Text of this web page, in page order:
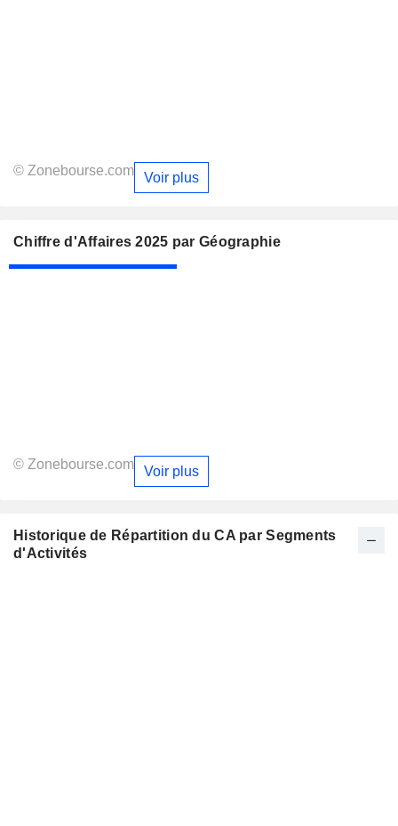
© Zonebourse.com Voir plus
Chiffre d'Affaires 2025 par Géographie
© Zonebourse.com Voir plus
Historique de Répartition du CA par Segments
d'Activités